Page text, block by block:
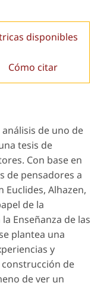
disponibles
Cómo citar
de uno de
tesis de
Con base en
de pensadores a
Alhazen,
de la
Enseñanza de las
plantea una
y
de
de ver un